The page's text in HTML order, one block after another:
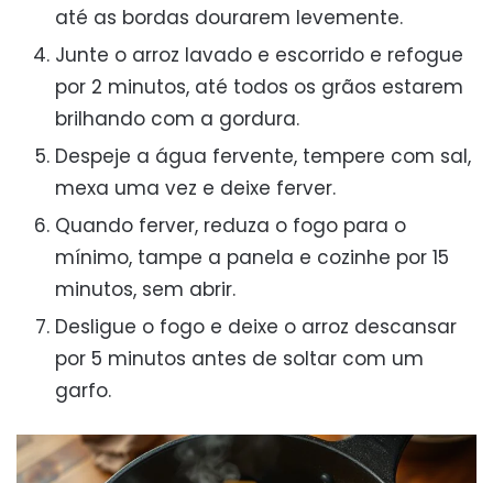
até as bordas dourarem levemente.
Junte o arroz lavado e escorrido e refogue
por 2 minutos, até todos os grãos estarem
brilhando com a gordura.
Despeje a água fervente, tempere com sal,
mexa uma vez e deixe ferver.
Quando ferver, reduza o fogo para o
mínimo, tampe a panela e cozinhe por 15
minutos, sem abrir.
Desligue o fogo e deixe o arroz descansar
por 5 minutos antes de soltar com um
garfo.